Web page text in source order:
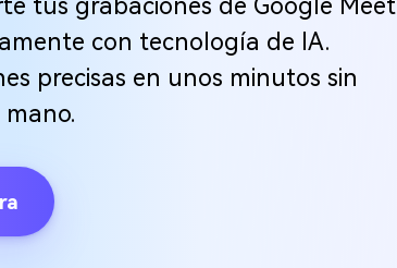
tus grabaciones de Google Meet
con tecnología de IA.
precisas en unos minutos sin